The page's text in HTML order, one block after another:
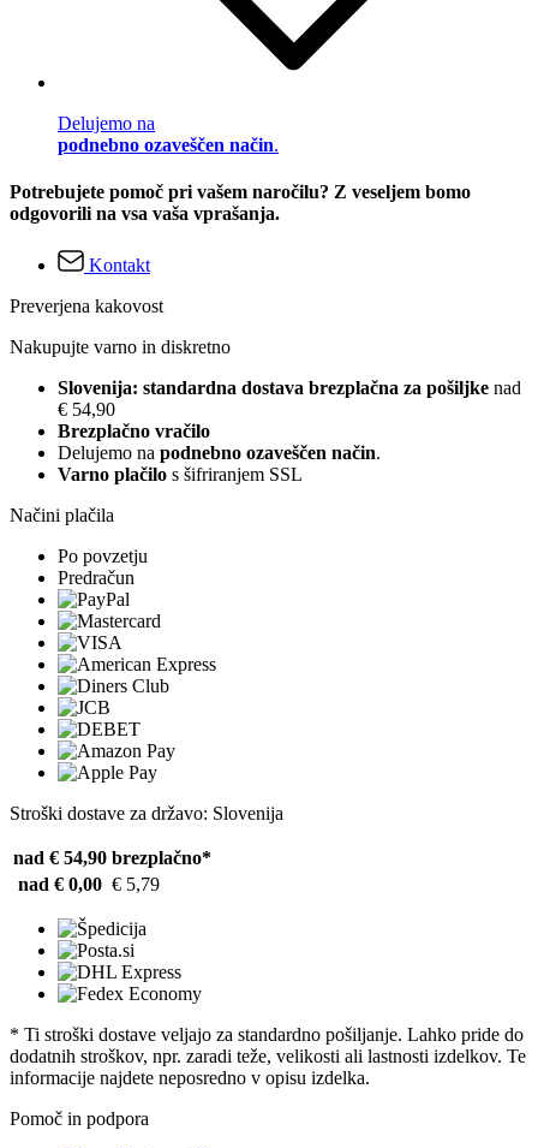
Delujemo na
podnebno ozaveščen način.
Potrebujete pomoč pri vašem naročilu? Z veseljem bomo
odgovorili na vsa vaša vprašanja.
Kontakt
Preverjena kakovost
Nakupujte varno in diskretno
Slovenija: standardna dostava brezplačna za pošiljke nad
€ 54,90
Brezplačno vračilo
Delujemo na podnebno ozaveščen način.
Varno plačilo s šifriranjem SSL
Načini plačila
Po povzetju
Predračun
Stroški dostave za državo: Slovenija
nad € 54,90 brezplačno*
nad € 0,00 € 5,79
* Ti stroški dostave veljajo za standardno pošiljanje. Lahko pride do
dodatnih stroškov, npr. zaradi teže, velikosti ali lastnosti izdelkov. Te
informacije najdete neposredno v opisu izdelka.
Pomoč in podpora